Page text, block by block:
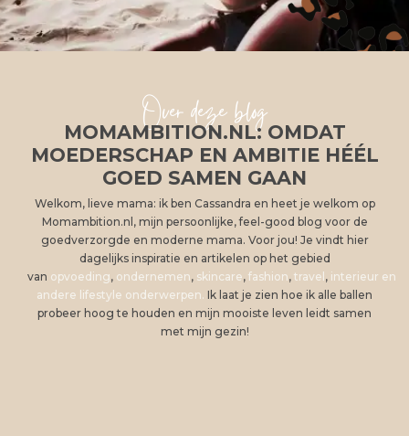
Over deze blog
MOMAMBITION.NL: OMDAT
MOEDERSCHAP EN AMBITIE HÉÉL
GOED SAMEN GAAN
Welkom, lieve mama: ik ben Cassandra en heet je welkom op
Momambition.nl, mijn persoonlijke, feel-good blog voor de
goedverzorgde en moderne mama. Voor jou! Je vindt hier
dagelijks inspiratie en artikelen op het gebied
van opvoeding, ondernemen, skincare, fashion, travel , interieur en
andere lifestyle onderwerpen. Ik laat je zien hoe ik alle ballen
probeer hoog te houden en mijn mooiste leven leidt samen
met mijn gezin!